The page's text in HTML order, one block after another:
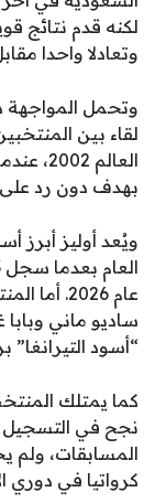
وتعادلا واحدا
وتحمل المواجهة
لقاء بين
العالم
بهدف دون رد
ويُعد أوليز أبرز
عام 2026.
ساديو ماني
“أسود التيرانغا” برصيد 3 أهداف
كما يمتلك
المسابقات، ولم
كرواتيا في دوري